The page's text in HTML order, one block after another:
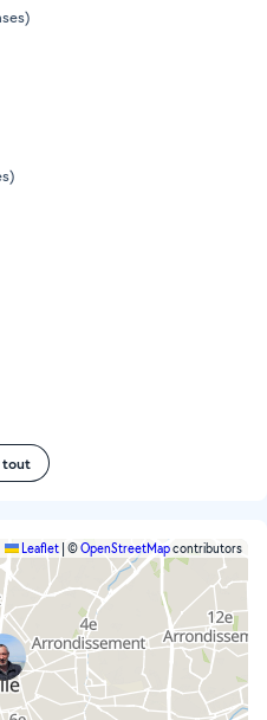
tout
Leaflet ©OpenStreetMapcontributors